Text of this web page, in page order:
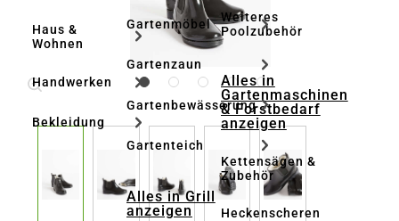
Haus &
Wohnen
Handwerken
Bekleidung
Gartenmöbel
Gartenzaun
Gartenbewässerung
Gartenteich
Alles in Grill
anzeigen
Weiteres
Poolzubehör
Alles in
Gartenmaschinen
& Forstbedarf
anzeigen
Kettensägen &
Zubehör
Heckenscheren